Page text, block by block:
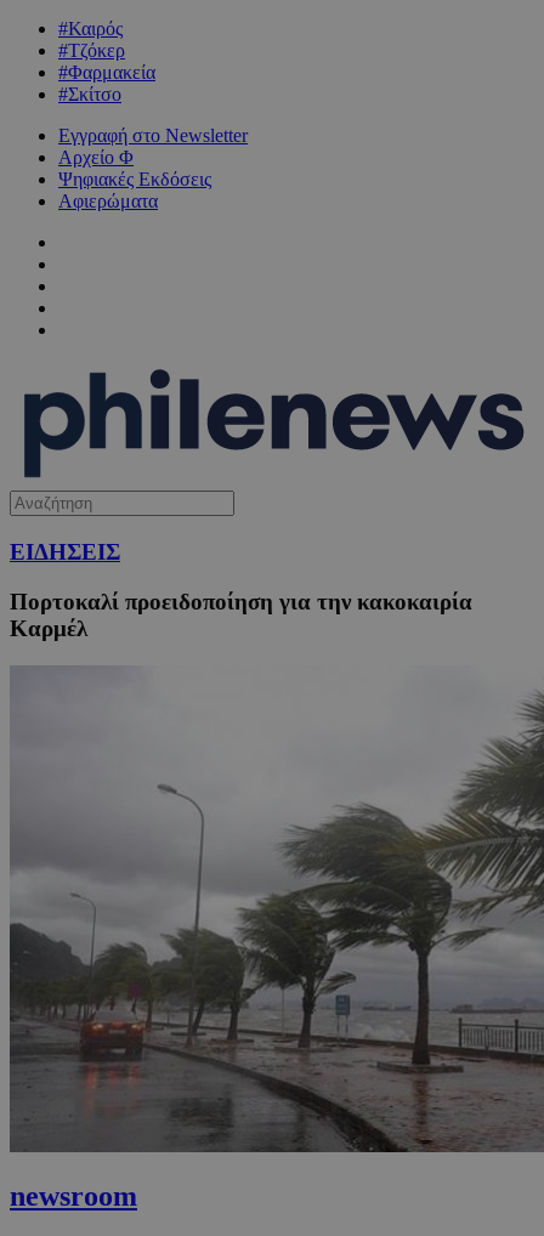
#Καιρός
#Τζόκερ
#Φαρμακεία
#Σκίτσο
Εγγραφή στο Newsletter
Αρχείο Φ
Ψηφιακές Εκδόσεις
Αφιερώματα
ΕΙΔΗΣΕΙΣ
Πορτοκαλί προειδοποίηση για την κακοκαιρία
Καρμέλ
newsroom